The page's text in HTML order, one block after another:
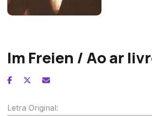
Im Freien / Ao ar
Letra Original: